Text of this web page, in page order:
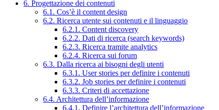
6. Progettazione dei contenuti
6.1. Cos’è il content design
6.2. Ricerca utente sui contenuti e il linguaggio
6.2.1. Content discovery
6.2.2. Dati di ricerca (search keywords)
6.2.3. Ricerca tramite analytics
6.2.4. Ricerca sui forum
6.3. Dalla ricerca ai bisogni degli utenti
6.3.1. User stories per definire i contenuti
6.3.2. Job stories per definire i contenuti
6.3.3. Criteri di accettazione
6.4. Architettura dell’informazione
6.4.1. Definire l’architettura dell’informazione